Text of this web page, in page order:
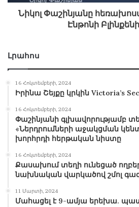
Նիկոլ Փաշինյանը
Էնթոնի
Լրահոս
16 Հոկտեմբերի, 2024
Իրինա Շեյքը կրկին Victoria’s
16 Հոկտեմբերի, 2024
Փաշինյանի գլխավորությամբ
«Ներդրումների աջակցման
խորհրդի հերթական նիստը
16 Հոկտեմբերի, 2024
Քասախում տեղի ունեցած
նախնական վարկածով շմոլ
11 Մարտի, 2024
Մահացել է 9-ամյա երեխա.